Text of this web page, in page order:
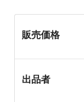
販売価格
出品者